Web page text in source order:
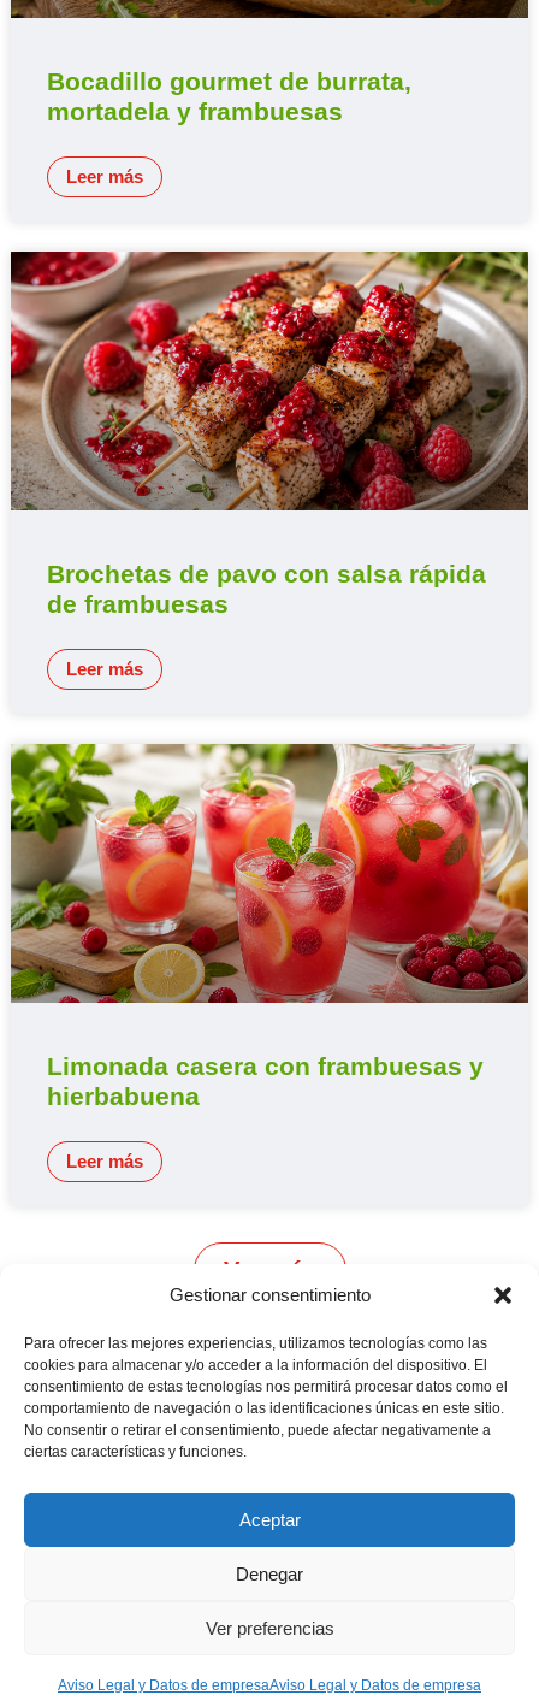
Gestionar consentimiento
Para ofrecer las mejores experiencias, utilizamos tecnologías como las
cookies para almacenar y/o acceder a la información del dispositivo. El
consentimiento de estas tecnologías nos permitirá procesar datos como el
comportamiento de navegación o las identificaciones únicas en este sitio.
No consentir o retirar el consentimiento, puede afectar negativamente a
ciertas características y funciones.
Aceptar
Denegar
Ver preferencias
Aviso Legal y Datos de empresaAviso Legal y Datos de empresa
Bocadillo gourmet de burrata,
mortadela y frambuesas
Leer más
Brochetas de pavo con salsa rápida
de frambuesas
Leer más
Limonada casera con frambuesas y
hierbabuena
Leer más
Ver más
Productores
de
fresas,
frambuesas,
arándanos
Calidad
CONTÁCTANOS
Camino de
Montemayor s/n
21800 Moguer.
Huelva ESPAÑA.
info@cunadeplatero.com
25
MATERIALES
CORPORATIVOS
Dossier español -
Dossier inglés
Aviso legal
Política de
privacidad
Canal de denuncias
medio ambiente